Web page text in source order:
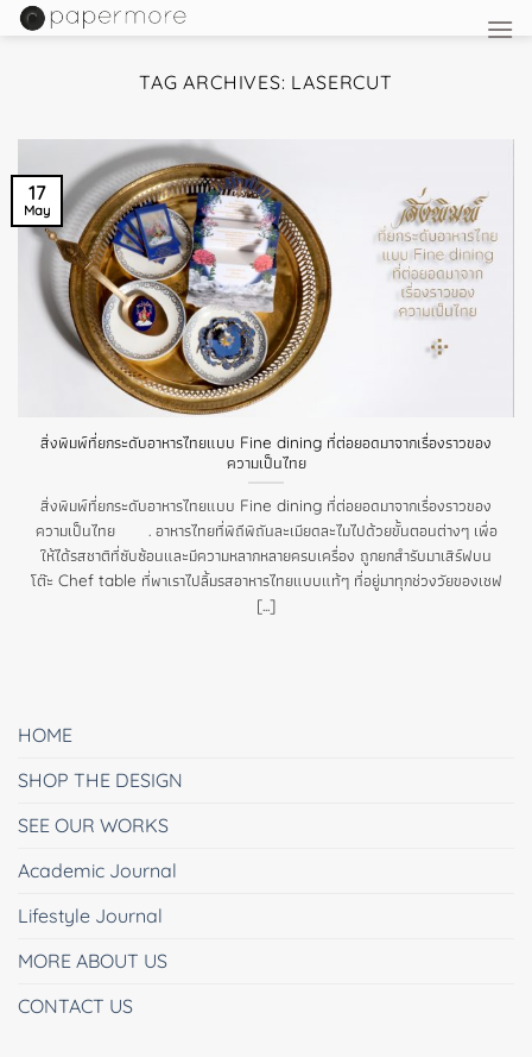
Skip
to
TAG ARCHIVES: LASERCUT
สิ่งพิมพ์ที่ยกระดับอาหารไทยแบบ Fine dining ที่ต่อยอดมาจากเรื่องราวของ
ความเป็นไทย
สิ่งพิมพ์ที่ยกระดับอาหารไทยแบบ Fine dining ที่ต่อยอดมาจากเรื่องราวของ
ความเป็นไทย . อาหารไทยที่พิถีพิถันละเมียดละไมไปด้วยขั้นตอนต่างๆ เพื่อ
ให้ได้รสชาติที่ซับซ้อนและมีความหลากหลายครบเครื่อง ถูกยกสำรับมาเสิร์ฟบน
โต๊ะ Chef table ที่พาเราไปลิ้มรสอาหารไทยแบบแท้ๆ ที่อยู่มาทุกช่วงวัยของเชฟ
[...]
17
May
HOME
SHOP THE DESIGN
SEE OUR WORKS
Academic Journal
Lifestyle Journal
MORE ABOUT US
CONTACT US